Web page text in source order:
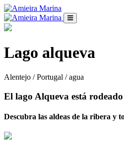
Lago alqueva
Alentejo / Portugal / agua
El lago Alqueva está
Descubra las aldeas de la ribera y